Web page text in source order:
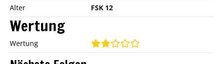
Alter
FSK 12
Wertung
Wertung